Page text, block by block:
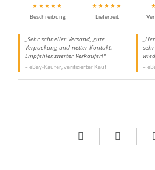
★★★★★
Beschreibung
★★★★★
Lieferzeit
„Sehr schneller Versand, gute
Verpackung und netter Kontakt.
Empfehlenswerter Verkäufer!"
– eBay-Käufer, verifizierter Kauf –